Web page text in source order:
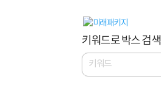
키워드로 박스 검색